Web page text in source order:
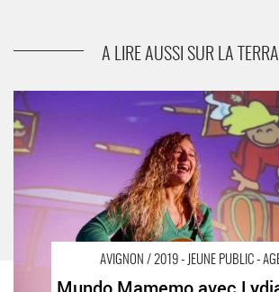
Sarclo sings
A LIRE AUSSI SUR LA
AVIGNON / 2019 - JEUNE PUBLIC -
Mundo Mamemo avec Lydia Botana et
sortie Avignon / 2019 Avignon Avignon Off.